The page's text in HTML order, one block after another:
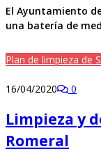
El Ayuntamiento
una batería de
Plan de limpieza de
16/04/2020 0
Limpieza y
Romeral